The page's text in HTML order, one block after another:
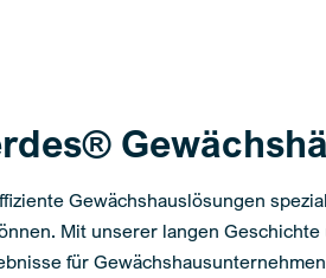
Gewächshauslösungen
Mit unserer langen
für